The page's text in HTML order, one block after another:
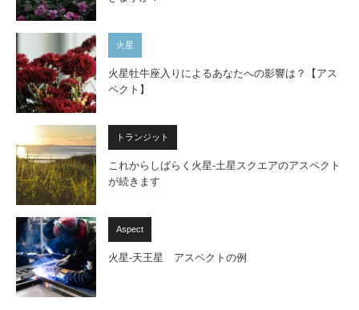
火星
火星牡牛座入りによるあなたへの影響は？【アス
ペクト】
トランジット
これからしばらく火星-土星スクエアのアスペクト
が続きます
Aspect
火星-天王星 アスペクトの例